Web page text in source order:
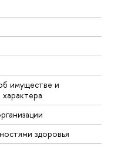
имуществе и
здоровья